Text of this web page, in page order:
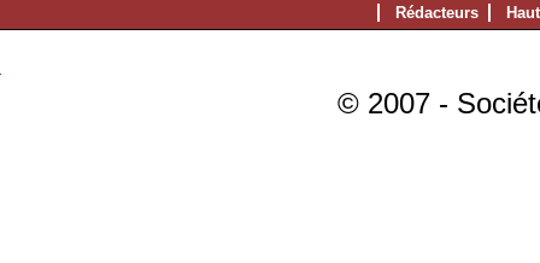
Rédacteurs
© 2007 -